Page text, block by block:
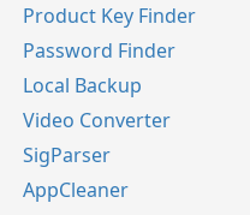
Product Key Finder
Password Finder
Local Backup
Video Converter
SigParser
AppCleaner